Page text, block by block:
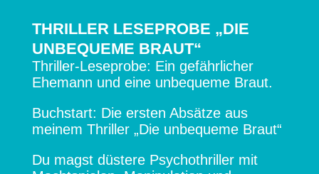
THRILLER LESEPROBE „DIE
UNBEQUEME BRAUT“
Thriller-Leseprobe: Ein gefährlicher
Ehemann und eine unbequeme Braut.
Buchstart: Die ersten Absätze aus
meinem Thriller „Die unbequeme Braut“
Du magst düstere Psychothriller mit